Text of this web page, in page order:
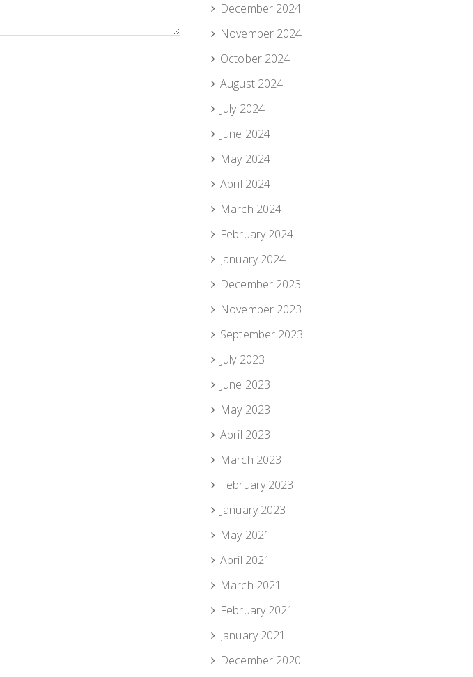
December 2024
November 2024
October 2024
August 2024
July 2024
June 2024
May 2024
April 2024
March 2024
February 2024
January 2024
December 2023
November 2023
September 2023
July 2023
June 2023
May 2023
April 2023
March 2023
February 2023
January 2023
May 2021
April 2021
March 2021
February 2021
January 2021
December 2020